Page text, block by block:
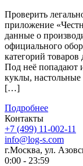
Проверить
приложение
данные о
официального
категорий товаров
Под неё попадают
куклы,
[…]
Подробнее
Контакты
+7 (499) 11-002-11
info@log-s.com
г.Москва, ул.
0:00 - 23:59